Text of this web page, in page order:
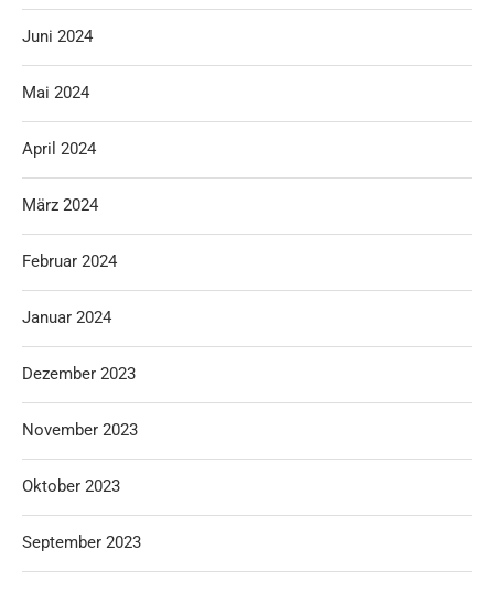
Juni 2024
Mai 2024
April 2024
März 2024
Februar 2024
Januar 2024
Dezember 2023
November 2023
Oktober 2023
September 2023